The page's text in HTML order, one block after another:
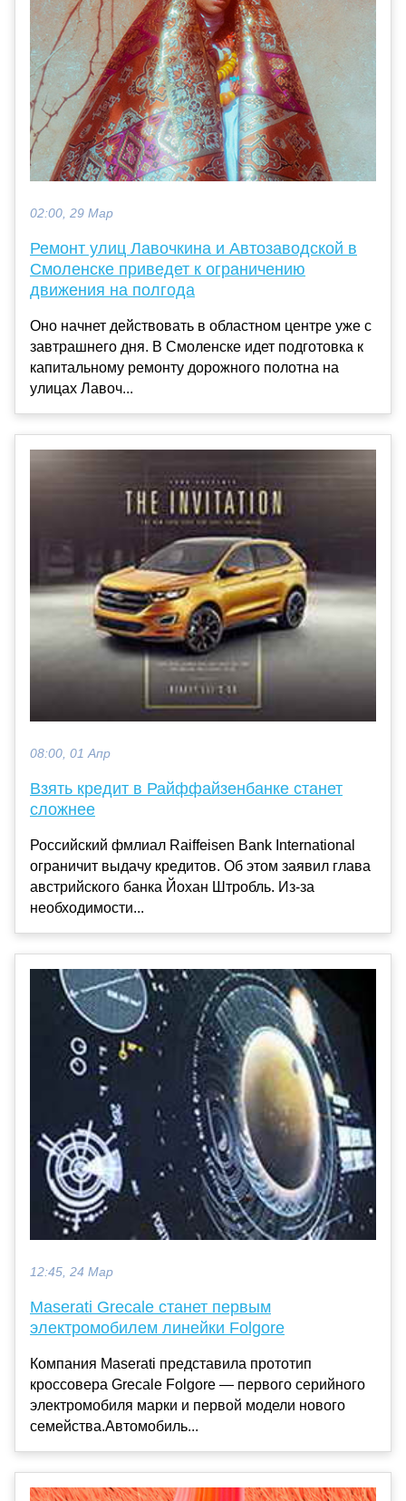
02:00, 29 Мар
Ремонт улиц Лавочкина и Автозаводской в
Смоленске приведет к ограничению
движения на полгода
Оно начнет действовать в областном центре уже с
завтрашнего дня. В Смоленске идет подготовка к
капитальному ремонту дорожного полотна на
улицах Лавоч...
08:00, 01 Апр
Взять кредит в Райффайзенбанке станет
сложнее
Российский фмлиал Raiffeisen Bank International
ограничит выдачу кредитов. Об этом заявил глава
австрийского банка Йохан Штробль. Из-за
необходимости...
12:45, 24 Мар
Maserati Grecale станет первым
электромобилем линейки Folgore
Компания Maserati представила прототип
кроссовера Grecale Folgore — первого серийного
электромобиля марки и первой модели нового
семейства.Автомобиль...